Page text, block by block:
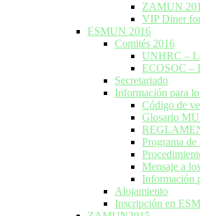
ZAMUN
VIP Diner
ESMUN 2016
Comités 2016
UNHRC –
ECOSOC –
Secretariado
Información para
Código de
Glosario
Programa de
Mensaje a
Información
Alojamiento
Inscripción en